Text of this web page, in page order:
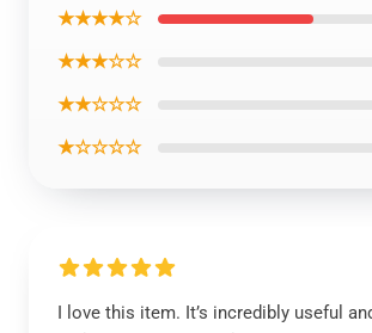
★★★★☆
★★★☆☆
★★☆☆☆
★☆☆☆☆
I love this item. It’s incredibly useful